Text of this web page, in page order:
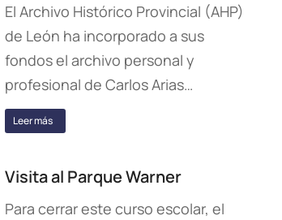
El Archivo Histórico Provincial (AHP)
de León ha incorporado a sus
fondos el archivo personal y
profesional de Carlos Arias…
Leer más
Visita al Parque Warner
Para cerrar este curso escolar, el